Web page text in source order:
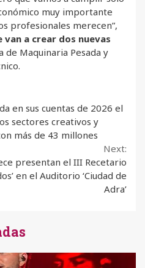
muy importante
profesionales merecen”,
van a crear dos nuevas
de Maquinaria Pesada y
en sus cuentas de 2026 el
sectores creativos y
más de 43 millones
Next:
presentan el III Recetario
en el Auditorio ‘Ciudad de
Adra’